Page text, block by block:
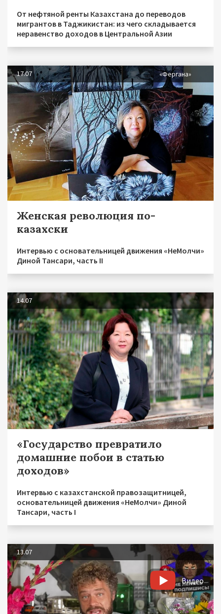
От нефтяной ренты Казахстана до переводов
мигрантов в Таджикистан: из чего складывается
неравенство доходов в Центральной Азии
17.07 «Фергана»
Женская революция по-
казахски
Интервью с основательницей движения «НеМолчи»
Диной Тансари, часть II
14.07
«Государство превратило
домашние побои в статью
доходов»
Интервью с казахстанской правозащитницей,
основательницей движения «НеМолчи» Диной
Тансари, часть I
13.07
Видео